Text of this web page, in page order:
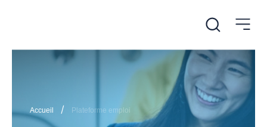
Accueil / Plateforme emploi